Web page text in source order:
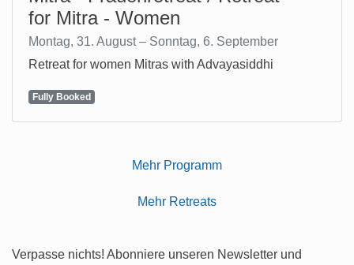
for Mitra - Women
Montag, 31. August – Sonntag, 6. September
Retreat for women Mitras with Advayasiddhi
Fully Booked
Mehr Programm
Mehr Retreats
Verpasse nichts! Abonniere unseren Newsletter und